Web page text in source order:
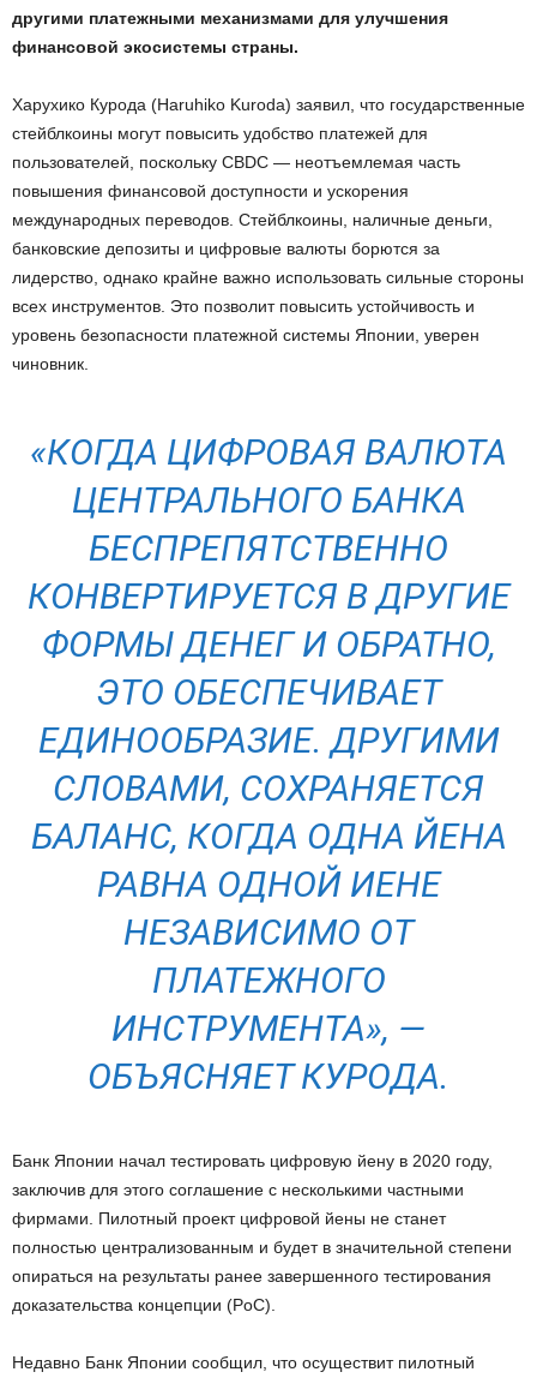
другими платежными механизмами для улучшения
финансовой экосистемы страны.
Харухико Курода (Haruhiko Kuroda) заявил, что государственные
стейблкоины могут повысить удобство платежей для
пользователей, поскольку CBDC — неотъемлемая часть
повышения финансовой доступности и ускорения
международных переводов. Стейблкоины, наличные деньги,
банковские депозиты и цифровые валюты борются за
лидерство, однако крайне важно использовать сильные стороны
всех инструментов. Это позволит повысить устойчивость и
уровень безопасности платежной системы Японии, уверен
чиновник.
«КОГДА ЦИФРОВАЯ ВАЛЮТА
ЦЕНТРАЛЬНОГО БАНКА
БЕСПРЕПЯТСТВЕННО
КОНВЕРТИРУЕТСЯ В ДРУГИЕ
ФОРМЫ ДЕНЕГ И ОБРАТНО,
ЭТО ОБЕСПЕЧИВАЕТ
ЕДИНООБРАЗИЕ. ДРУГИМИ
СЛОВАМИ, СОХРАНЯЕТСЯ
БАЛАНС, КОГДА ОДНА ЙЕНА
РАВНА ОДНОЙ ИЕНЕ
НЕЗАВИСИМО ОТ
ПЛАТЕЖНОГО
ИНСТРУМЕНТА», —
ОБЪЯСНЯЕТ КУРОДА.
Банк Японии начал тестировать цифровую йену в 2020 году,
заключив для этого соглашение с несколькими частными
фирмами. Пилотный проект цифровой йены не станет
полностью централизованным и будет в значительной степени
опираться на результаты ранее завершенного тестирования
доказательства концепции (PoC).
Недавно Банк Японии сообщил, что осуществит пилотный